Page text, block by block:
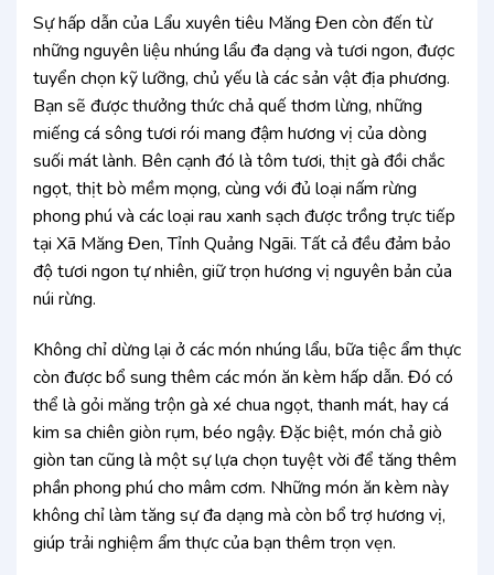
Sự hấp dẫn của Lẩu xuyên tiêu Măng Đen còn đến từ
những nguyên liệu nhúng lẩu đa dạng và tươi ngon, được
tuyển chọn kỹ lưỡng, chủ yếu là các sản vật địa phương.
Bạn sẽ được thưởng thức chả quế thơm lừng, những
miếng cá sông tươi rói mang đậm hương vị của dòng
suối mát lành. Bên cạnh đó là tôm tươi, thịt gà đồi chắc
ngọt, thịt bò mềm mọng, cùng với đủ loại nấm rừng
phong phú và các loại rau xanh sạch được trồng trực tiếp
tại Xã Măng Đen, Tỉnh Quảng Ngãi. Tất cả đều đảm bảo
độ tươi ngon tự nhiên, giữ trọn hương vị nguyên bản của
núi rừng.
Không chỉ dừng lại ở các món nhúng lẩu, bữa tiệc ẩm thực
còn được bổ sung thêm các món ăn kèm hấp dẫn. Đó có
thể là gỏi măng trộn gà xé chua ngọt, thanh mát, hay cá
kim sa chiên giòn rụm, béo ngậy. Đặc biệt, món chả giò
giòn tan cũng là một sự lựa chọn tuyệt vời để tăng thêm
phần phong phú cho mâm cơm. Những món ăn kèm này
không chỉ làm tăng sự đa dạng mà còn bổ trợ hương vị,
giúp trải nghiệm ẩm thực của bạn thêm trọn vẹn.